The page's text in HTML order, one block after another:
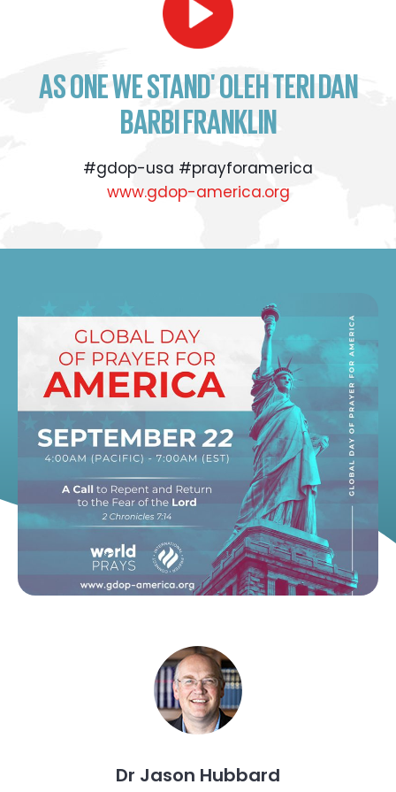
AS ONE WE STAND' OLEH TERI DAN
BARBI FRANKLIN
#gdop-usa #prayforamerica
www.gdop-america.org
Dr Jason Hubbard